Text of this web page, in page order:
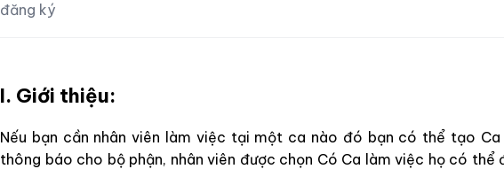
đăng ký
I. Giới thiệu:
Nếu bạn cần nhân viên làm việc tại một ca nào đó bạn có thể tạo Ca
thông báo cho bộ phận, nhân viên được chọn Có Ca làm việc họ có thể